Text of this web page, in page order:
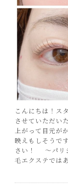
こんにちは！ス
させていただ
上がって目元が
映えもしそうで
さい！ ～パリ
毛エクステでは